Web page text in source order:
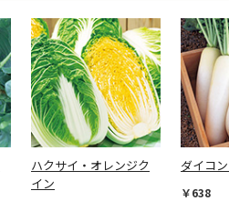
ハクサイ・オレンジク
イン
ダイコ
￥638